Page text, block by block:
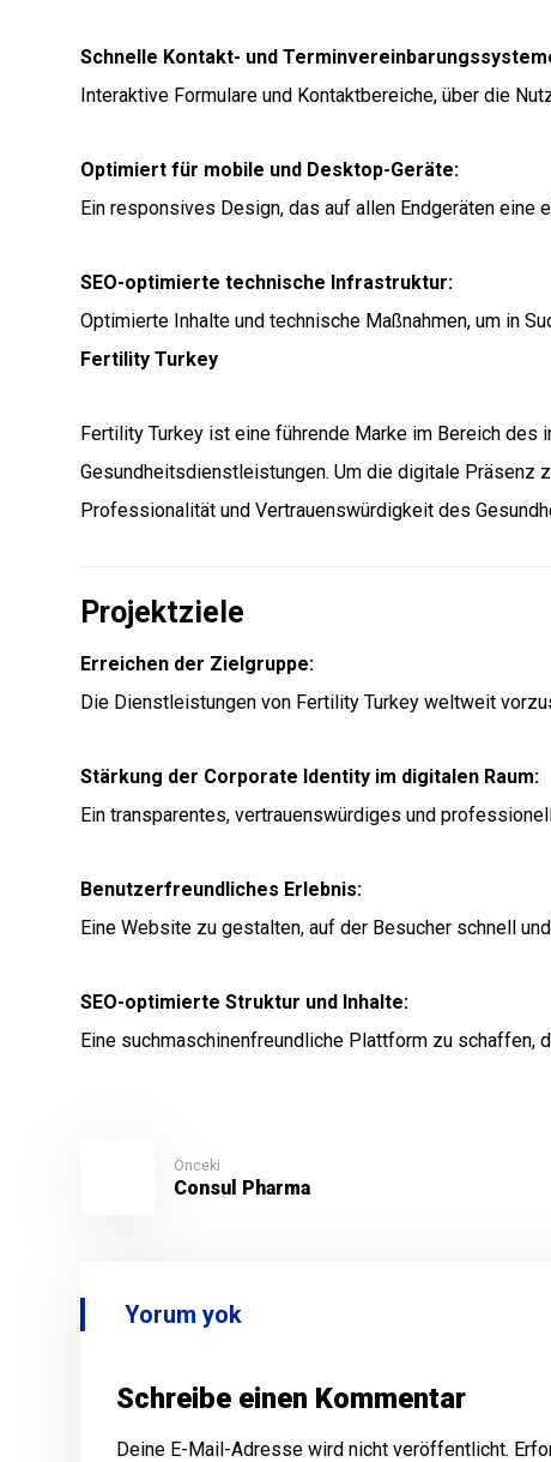
Schnelle Kontakt- und
Interaktive Formulare und Kontaktbereiche, über die
Optimiert für mobile und Desktop-Geräte:
Ein responsives Design, das auf allen Endgeräten eine
SEO-optimierte technische Infrastruktur:
Optimierte Inhalte und technische Maßnahmen, um in
Fertility Turkey
Fertility Turkey ist eine führende Marke im Bereich
Gesundheitsdienstleistungen. Um die digitale Präsenz
Professionalität und Vertrauenswürdigkeit des
Projektziele
Erreichen der Zielgruppe:
Die Dienstleistungen von Fertility Turkey weltweit
Stärkung der Corporate Identity im digitalen Raum:
Ein transparentes, vertrauenswürdiges und
Benutzerfreundliches Erlebnis:
Eine Website zu gestalten, auf der Besucher schnell
SEO-optimierte Struktur und Inhalte:
Eine suchmaschinenfreundliche Plattform zu
Önceki
Consul Pharma
Yorum yok
Schreibe einen Kommentar
Deine E-Mail-Adresse wird nicht veröffentlicht.